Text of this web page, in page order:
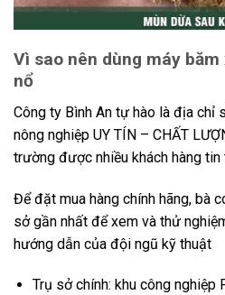
Vì sao nên dùng máy
nổ
Công ty Bình An tự hào là địa chỉ
nông nghiệp UY TÍN – CHẤT
trường được nhiều khách hàng
Để đặt mua hàng chính hãng, bà
sở gần nhất để xem và thử
hướng dẫn của đội ngũ kỹ thuật
Trụ sở chính: khu công nghiệp